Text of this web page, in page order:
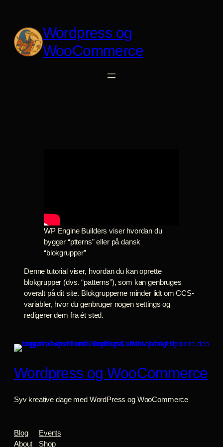
indhold
Wordpress og
WooCommerce
WP Engine Builders viser hvordan du
bygger “ptterns” eller på dansk
“blokgrupper”
Denne tutorial viser, hvordan du kan oprette
blokgrupper (dvs. “patterns”), som kan genbruges
overalt på dit site. Blokgrupperne minder lidt om CCS-
variabler, hvor du genbruger nogen settings og
redigerer dem fra ét sted.
Wordpress og WooCommerce
Syv kreative dage med WordPress og WooCommerce
Blog
About
Events
Shop